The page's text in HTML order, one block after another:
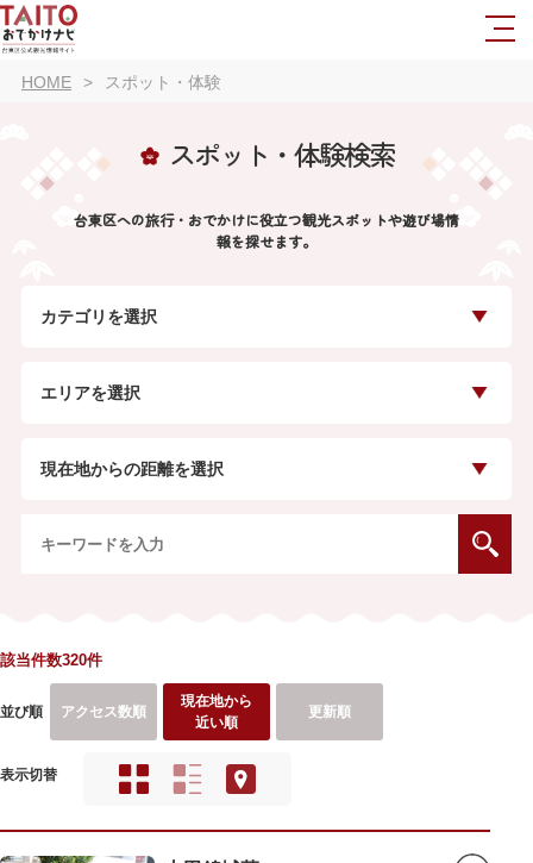
HOME スポット・体験
スポット・体験検索
台東区への旅行・おでかけに役立つ観光スポットや遊び場情
報を探せます。
カテゴリを選択
エリアを選択
現在地からの距離を選択
該当件数320件
並び順 アクセス数順
現在地から
近い順
更新順
表示切替